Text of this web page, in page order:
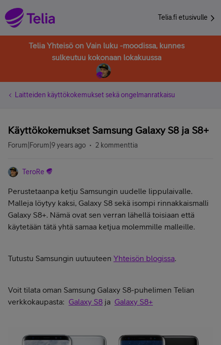
Telia.fi etusivulle
Telia Yhteisö on Vain luku -moodissa, kunnes
sulkeutuu kokonaan lokakuussa
Laitteiden käyttökokemukset sekä ongelmanratkaisu
Käyttökokemukset Samsung Galaxy S8 ja S8+
Forum|Forum|9 years ago 2 kommenttia
TeroRe
Perustetaanpa ketju Samsungin uudelle lippulaivalle.
Malleja löytyy kaksi, Galaxy S8 sekä isompi rinnakkaismalli
Galaxy S8+. Nämä ovat sen verran lähellä toisiaan että
käytetään tätä yhtä samaa ketjua molemmille malleille.
Tutustu Samsungin uutuuteen Yhteisön blogissa.
Voit tilata oman Samsung Galaxy S8-puhelimen Telian
verkkokaupasta: Galaxy S8 ja Galaxy S8+